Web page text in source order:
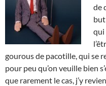
de
qui
gourous de pacotille, qui se
pour peu qu’on veuille bien
que rarement le cas, j’y